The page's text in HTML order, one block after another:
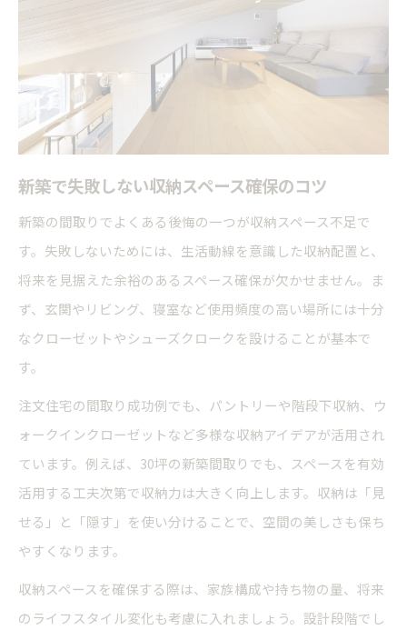
新築で失敗しない収納スペース確保のコツ
新築の間取りでよくある後悔の一つが収納スペース不足で
す。失敗しないためには、生活動線を意識した収納配置と、
将来を見据えた余裕のあるスペース確保が欠かせません。ま
ず、玄関やリビング、寝室など使用頻度の高い場所には十分
なクローゼットやシューズクロークを設けることが基本で
す。
注文住宅の間取り成功例でも、パントリーや階段下収納、ウ
ォークインクローゼットなど多様な収納アイデアが活用され
ています。例えば、30坪の新築間取りでも、スペースを有効
活用する工夫次第で収納力は大きく向上します。収納は「見
せる」と「隠す」を使い分けることで、空間の美しさも保ち
やすくなります。
収納スペースを確保する際は、家族構成や持ち物の量、将来
のライフスタイル変化も考慮に入れましょう。設計段階でし